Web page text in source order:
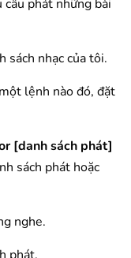
cầu phát những bài
sách nhạc của tôi.
lệnh nào đó, đặt
[danh sách phát]
sách phát hoặc
nghe.